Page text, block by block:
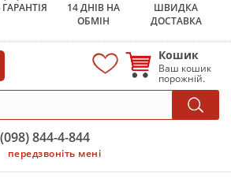
ГАРАНТІЯ
14 ДНІВ НА
ОБМІН
ШВИДКА
ДОСТАВКА
(098) 844-4-844
передзвоніть мені
Кошик
Ваш кошик
порожній.